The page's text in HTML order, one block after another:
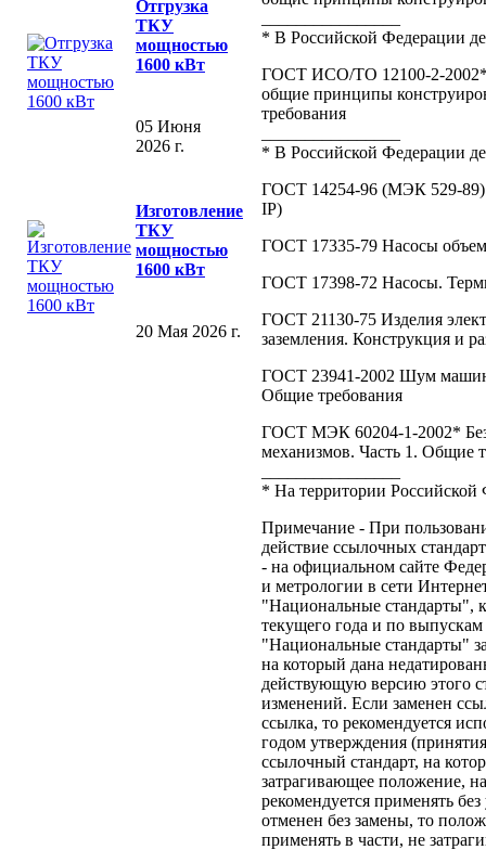
Отгрузка
ТКУ
мощностью
1600 кВт
05 Июня
2026 г.
Изготовление
ТКУ
мощностью
1600 кВт
20 Мая 2026 г.
* В Российской Федерации
ГОСТ ИСО/ТО 12100-2-2002*
общие принципы
требования
* В Российской Федерации
ГОСТ 14254-96 (МЭК 529-89)
IP)
ГОСТ 17335-79 Насосы
ГОСТ 17398-72 Насосы.
ГОСТ 21130-75 Изделия
заземления. Конструкция и
ГОСТ 23941-2002 Шум
Общие требования
ГОСТ МЭК 60204-1-2002*
механизмов. Часть 1. Общие
* На территории
Примечание - При
действие ссылочных
- на официальном сайте
и метрологии в сети
"Национальные стандарты",
текущего года и по
"Национальные стандарты"
на который дана
действующую версию этого
изменений. Если заменен
ссылка, то рекомендуется
годом утверждения
ссылочный стандарт, на
затрагивающее положение,
рекомендуется применять
отменен без замены, то
применять в части, не